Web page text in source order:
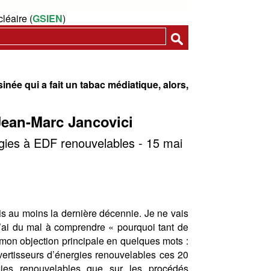
(GSIEN)
qui a fait un tabac médiatique, alors,
Marc Jancovici
à EDF renouvelables - 15 mai
au moins la dernière décennie. Je ne vais
du mal à comprendre « pourquoi tant de
objection principale en quelques mots :
d’énergies renouvelables ces 20